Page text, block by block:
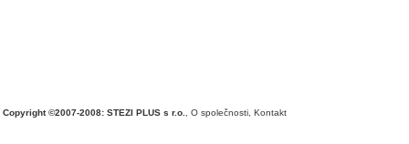
Copyright ©2007-2008: STEZI PLUS s r.o. O společnosti Kontakt